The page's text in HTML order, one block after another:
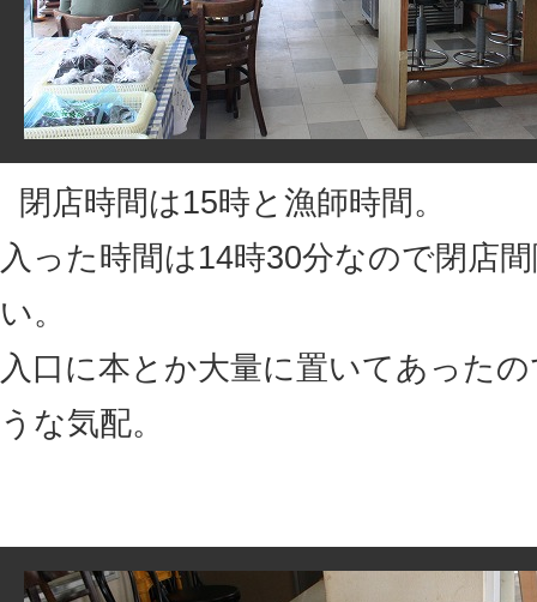
閉店時間は15時と漁師時間。
入った時間は14時30分なので閉店
い。
入口に本とか大量に置いてあった
うな気配。